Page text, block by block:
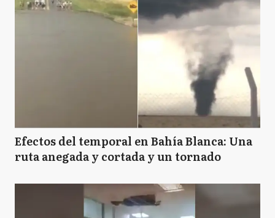
Efectos del temporal en Bahía Blanca: Una
ruta anegada y cortada y un tornado